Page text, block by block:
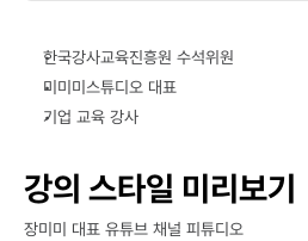
한국강사교육진흥원 수석위원
미미미스튜디오 대표
기업 교육 강사
강의 스타일 미리보기
장미미 대표 유튜브 채널 피튜디오